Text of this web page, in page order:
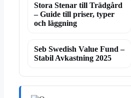
Stora Stenar till Trädgård
– Guide till priser, typer
och läggning
Seb Swedish Value Fund –
Stabil Avkastning 2025